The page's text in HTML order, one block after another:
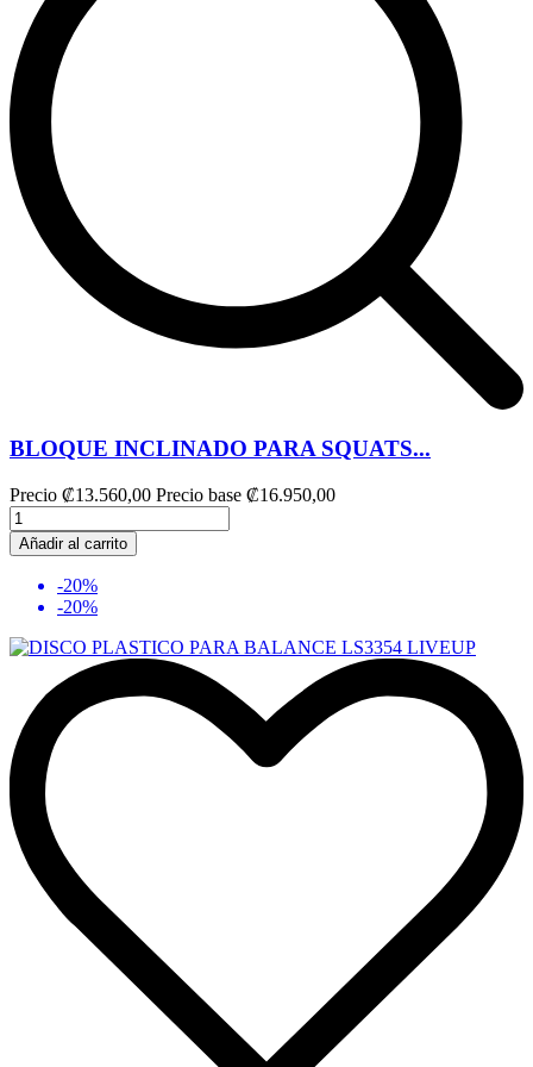
BLOQUE INCLINADO PARA SQUATS...
Precio ₡13.560,00 Precio base ₡16.950,00
Añadir al carrito
-20%
-20%